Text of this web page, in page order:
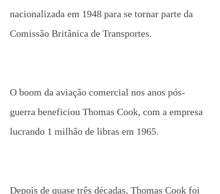
nacionalizada em 1948 para se tornar parte da
Comissão Britânica de Transportes.
O boom da aviação comercial nos anos pós-
guerra beneficiou Thomas Cook, com a empresa
lucrando 1 milhão de libras em 1965.
Depois de quase três décadas, Thomas Cook foi